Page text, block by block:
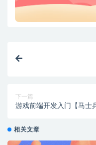
下一篇
游戏前端开发入门【马士
相关文章